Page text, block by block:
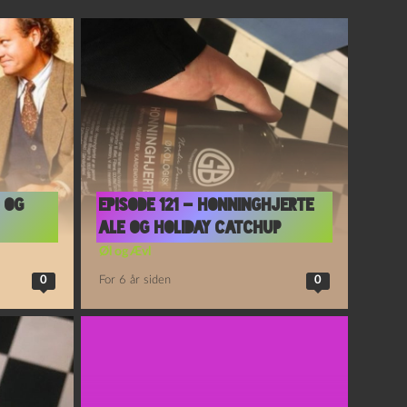
og
0
Episode 121 – Honninghjerte
Ale og Holiday Catchup
Øl og Ævl
For 6 år siden 0